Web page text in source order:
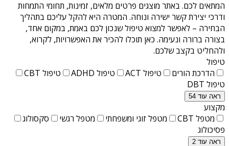
המתאים לכם. באתר מוצגים פרטים מלאים, זמינות, תחומי התמחות
ודרכי יצירת קשר ישירה ונוחה. המטרה היא להקל עליכם בתהליך
הבחירה – לאפשר למצוא טיפול שנכון לכם באמת, במקום אחד,
בצורה ברורה ונעימה. כאן תוכלו להכיר את האפשרויות, לקרוא,
ולהחליט בקצב שלכם.
טיפול
הדרכת הורים
טיפול ACT טיפול ADHD
טיפול CBT
טיפול DBT
ראה עוד 54
מקצוע
מטפל CBT
מטפל זוגי ומשפחתי מטפל רגשי
סקסולוג
פסיכולוג
ראה עוד 2